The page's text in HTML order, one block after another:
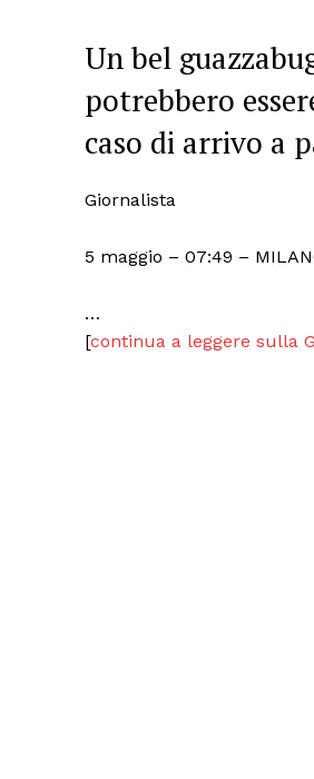
Un bel
potrebbero
caso di arrivo a
Giornalista
5 maggio – 07:49 –
…
[continua a leggere sulla